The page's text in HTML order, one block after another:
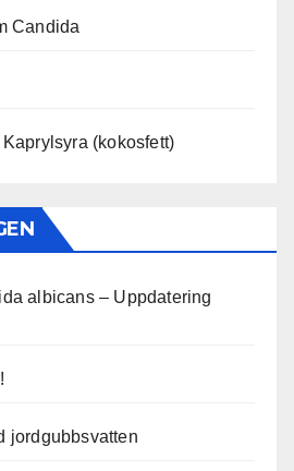
Candida
(kokosfett)
albicans – Uppdatering
jordgubbsvatten